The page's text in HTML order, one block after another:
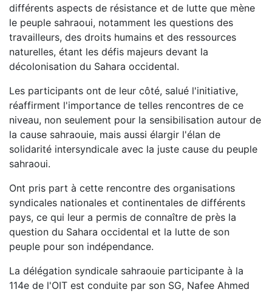
différents aspects de résistance et de lutte que mène
le peuple sahraoui, notamment les questions des
travailleurs, des droits humains et des ressources
naturelles, étant les défis majeurs devant la
décolonisation du Sahara occidental.
Les participants ont de leur côté, salué l'initiative,
réaffirment l'importance de telles rencontres de ce
niveau, non seulement pour la sensibilisation autour de
la cause sahraouie, mais aussi élargir l'élan de
solidarité intersyndicale avec la juste cause du peuple
sahraoui.
Ont pris part à cette rencontre des organisations
syndicales nationales et continentales de différents
pays, ce qui leur a permis de connaître de près la
question du Sahara occidental et la lutte de son
peuple pour son indépendance.
La délégation syndicale sahraouie participante à la
114e de l'OIT est conduite par son SG, Nafee Ahmed